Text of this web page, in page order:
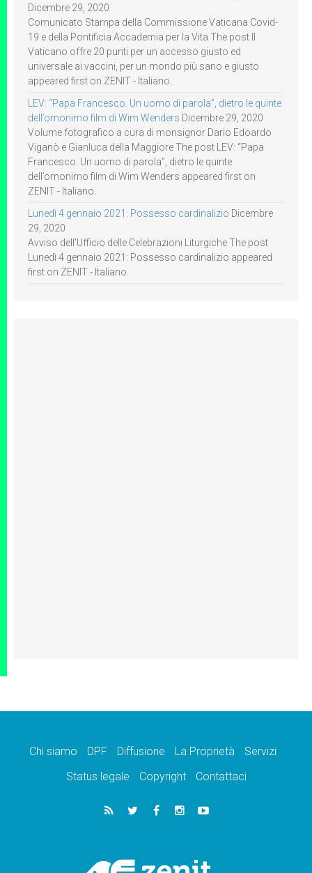
Dicembre 29, 2020
Comunicato Stampa della Commissione Vaticana Covid-
19 e della Pontificia Accademia per la Vita The post Il
Vaticano offre 20 punti per un accesso giusto ed
universale ai vaccini, per un mondo più sano e giusto
appeared first on ZENIT - Italiano.
LEV: “Papa Francesco. Un uomo di parola”, dietro le quinte
dell’omonimo film di Wim Wenders Dicembre 29, 2020
Volume fotografico a cura di monsignor Dario Edoardo
Viganò e Gianluca della Maggiore The post LEV: “Papa
Francesco. Un uomo di parola”, dietro le quinte
dell’omonimo film di Wim Wenders appeared first on
ZENIT - Italiano.
Lunedì 4 gennaio 2021: Possesso cardinalizio Dicembre
29, 2020
Avviso dell’Ufficio delle Celebrazioni Liturgiche The post
Lunedì 4 gennaio 2021: Possesso cardinalizio appeared
first on ZENIT - Italiano.
Chi siamo DPF Diffusione La Proprietà
Servizi
Status legale
Copyright Contattaci